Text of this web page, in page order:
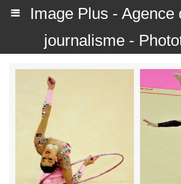
Image Plus - Agence
journalisme -